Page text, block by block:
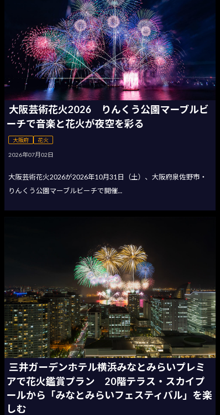
大阪芸術花火2026 りんくう公園マーブルビ
ーチで音楽と花火が夜空を彩る
大阪府 花火
2026年07月02日
大阪芸術花火2026が2026年10月31日（土）、大阪府泉佐野市・
りんくう公園マーブルビーチで開催...
三井ガーデンホテル横浜みなとみらいプレミ
アで花火鑑賞プラン 20階テラス・スカイプ
ールから「みなとみらいフェスティバル」を楽
しむ